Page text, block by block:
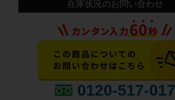
在庫状況のお問い合わせ
0120-517-017